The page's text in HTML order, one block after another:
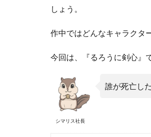
しょう。
作中ではどんなキャラクタ
今回は、『るろうに剣心』
シマリス社長
誰が死亡し